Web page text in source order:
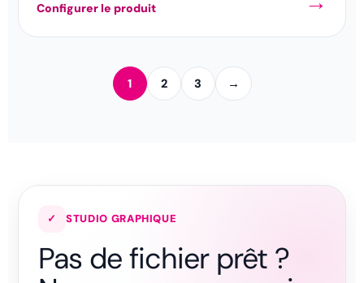
Configurer le produit
1 2 3 →
✓ STUDIO GRAPHIQUE
Pas de fichier prêt ?